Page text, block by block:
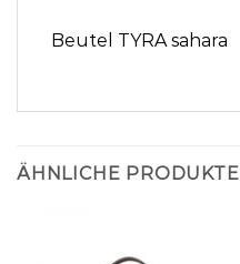
Beutel TYRA sahara
ÄHNLICHE PRODUKTE